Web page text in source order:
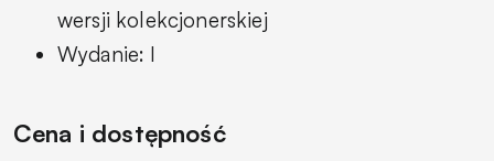
wersji kolekcjonerskiej
Wydanie: I
Cena i dostępność